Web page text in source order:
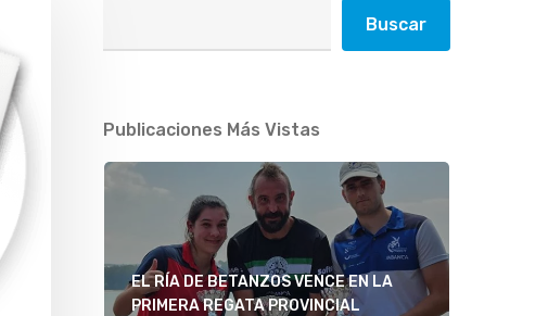
Buscar
Publicaciones Más Vistas
EL RÍA DE BETANZOS VENCE EN LA
PRIMERA REGATA PROVINCIAL